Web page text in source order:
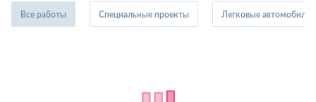
Все работы Специальные проекты Легковые автомобили